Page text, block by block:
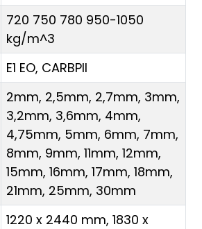
720 750 780 950-1050
kg/m^3
E1 EO, CARBPII
2mm, 2,5mm, 2,7mm, 3mm,
3,2mm, 3,6mm, 4mm,
4,75mm, 5mm, 6mm, 7mm,
8mm, 9mm, 11mm, 12mm,
15mm, 16mm, 17mm, 18mm,
21mm, 25mm, 30mm
1220 x 2440 mm, 1830 x